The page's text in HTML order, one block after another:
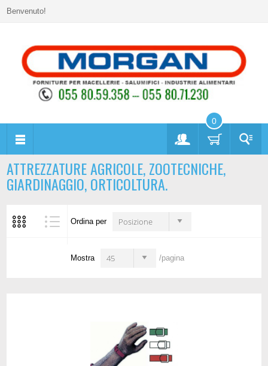
Benvenuto!
0
ATTREZZATURE AGRICOLE, ZOOTECNICHE,
GIARDINAGGIO, ORTICOLTURA.
Ordina per Posizione
Mostra 45 /pagina